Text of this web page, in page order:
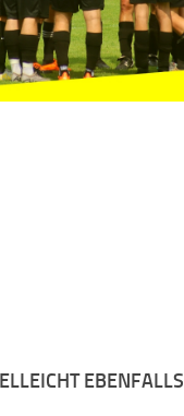
EBENFALLS